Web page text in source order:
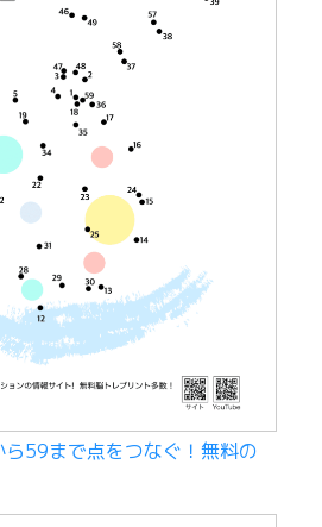
ら59まで点をつなぐ！無料の